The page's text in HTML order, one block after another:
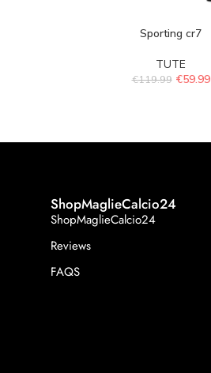
Sporting cr7
TUTE
€119.99 €59.99
ShopMaglieCalcio24
ShopMaglieCalcio24
Reviews
FAQS